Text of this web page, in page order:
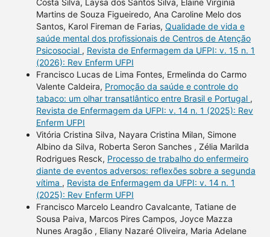
Costa Silva, Laysa dos Santos Silva, Elaine Virgínia
Martins de Souza Figueiredo, Ana Caroline Melo dos
Santos, Karol Fireman de Farias, Qualidade de vida e
saúde mental dos profissionais de Centros de Atenção
Psicosocial , Revista de Enfermagem da UFPI: v. 15 n. 1
(2026): Rev Enferm UFPI
Francisco Lucas de Lima Fontes, Ermelinda do Carmo
Valente Caldeira, Promoção da saúde e controle do
tabaco: um olhar transatlântico entre Brasil e Portugal ,
Revista de Enfermagem da UFPI: v. 14 n. 1 (2025): Rev
Enferm UFPI
Vitória Cristina Silva, Nayara Cristina Milan, Simone
Albino da Silva, Roberta Seron Sanches , Zélia Marilda
Rodrigues Resck, Processo de trabalho do enfermeiro
diante de eventos adversos: reflexões sobre a segunda
vítima , Revista de Enfermagem da UFPI: v. 14 n. 1
(2025): Rev Enferm UFPI
Francisco Marcelo Leandro Cavalcante, Tatiane de
Sousa Paiva, Marcos Pires Campos, Joyce Mazza
Nunes Aragão , Eliany Nazaré Oliveira, Maria Adelane